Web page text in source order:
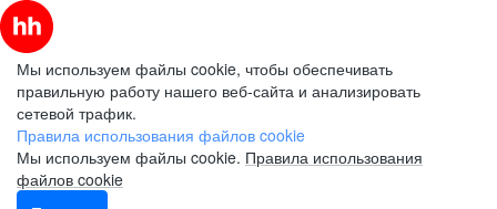
Мы используем файлы cookie, чтобы обеспечивать
правильную работу нашего веб-сайта и анализировать
сетевой трафик.
Правила использования файлов cookie
Мы используем файлы cookie. Правила использования
файлов cookie